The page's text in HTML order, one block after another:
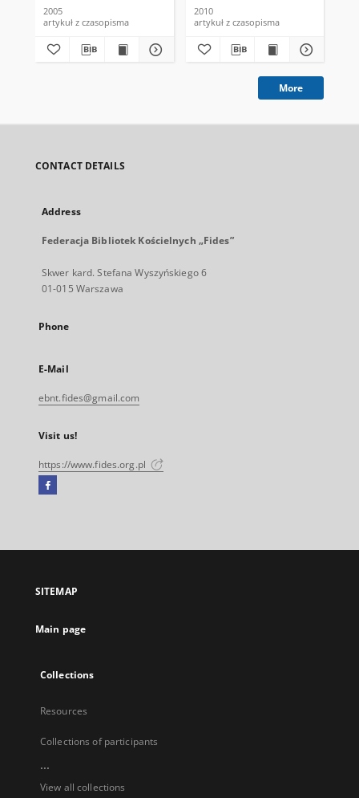
2005
artykuł z czasopisma
2010
artykuł z czasopisma
More
CONTACT DETAILS
Address
Federacja Bibliotek Kościelnych „Fides”
Skwer kard. Stefana Wyszyńskiego 6
01-015 Warszawa
Phone
E-Mail
ebnt.fides@gmail.com
Visit us!
https://www.fides.org.pl
Facebook
open
new
SITEMAP
Main page
Collections
Resources
Collections of participants
...
View all collections